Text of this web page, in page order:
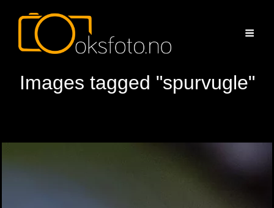
Images tagged "spurvugle"